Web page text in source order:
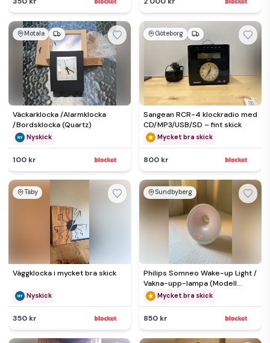
Motala
Väckarklocka /Alarmklocka
/Bordsklocka (Quartz)
Nyskick
100 kr
Göteborg
Sangean RCR-4 klockradio med
CD/MP3/USB/SD – fint skick
Mycket bra skick
800 kr
Täby
Väggklocka i mycket bra skick
Nyskick
350 kr
Sundbyberg
Philips Somneo Wake-up Light /
Vakna-upp-lampa (Modell
HF3651)Mycket bra skick
850 kr